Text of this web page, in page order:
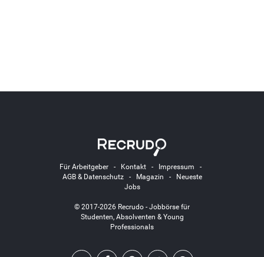
Für Arbeitgeber- Kontakt- Impressum -
AGB & Datenschutz- Magazin -
Neueste
Jobs
© 2017-2026 Recrudo - Jobbörse für
Studenten, Absolventen & Young
Professionals